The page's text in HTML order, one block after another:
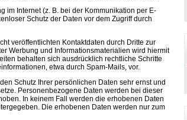
im Internet (z. B. bei der Kommunikation per E-
Schutz der Daten vor dem Zugriff durch
veröffentlichten Kontaktdaten durch Dritte zur
Werbung und Informationsmaterialien wird hiermit
behalten sich ausdrücklich rechtliche Schritte
etwa durch Spam-Mails, vor.
Schutz Ihrer persönlichen Daten sehr ernst und
Personenbezogene Daten werden bei dieser
In keinem Fall werden die erhobenen Daten
Die erhobenen Daten werden nur zum